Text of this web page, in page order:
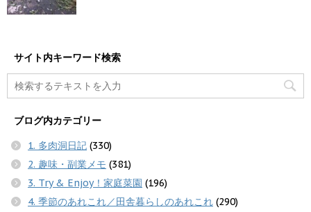
サイト内キーワード検索
ブログ内カテゴリー
1. 多肉洞日記 (330)
2. 趣味・副業メモ (381)
3. Try & Enjoy！家庭菜園 (196)
4. 季節のあれこれ／田舎暮らしのあれこれ (290)